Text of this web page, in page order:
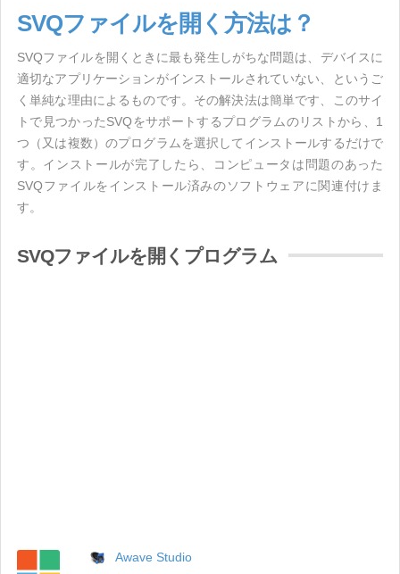
SVQファイルを開く方法は？
SVQファイルを開くときに最も発生しがちな問題は、デバイスに
適切なアプリケーションがインストールされていない、というご
く単純な理由によるものです。その解決法は簡単です、このサイ
トで見つかったSVQをサポートするプログラムのリストから、1
つ（又は複数）のプログラムを選択してインストールするだけで
す。インストールが完了したら、コンピュータは問題のあった
SVQファイルをインストール済みのソフトウェアに関連付けま
す。
SVQファイルを開くプログラム
Awave Studio